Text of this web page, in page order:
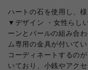
ハートの石を使用し、
▼デザイン ・女性らし
ーンとパールの組み合
ム専用の金具が付いて
コーディネートするの
いており、小銭やアク